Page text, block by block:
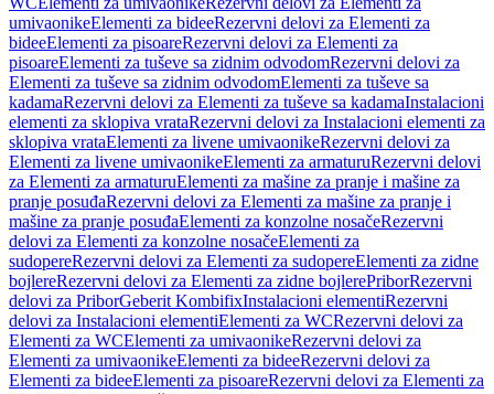
umivaonikeElementi za bideeRezervni delovi za Elementi za
bideeElementi za pisoareRezervni delovi za Elementi za
pisoareElementi za tuševe sa zidnim odvodomRezervni delovi za
Elementi za tuševe sa zidnim odvodomElementi za tuševe sa
kadamaRezervni delovi za Elementi za tuševe sa kadamaInstalacioni
elementi za sklopiva vrataRezervni delovi za Instalacioni elementi za
sklopiva vrataElementi za livene umivaonikeRezervni delovi za
Elementi za livene umivaonikeElementi za armaturuRezervni delovi
za Elementi za armaturuElementi za mašine za pranje i mašine za
pranje posuđaRezervni delovi za Elementi za mašine za pranje i
mašine za pranje posuđaElementi za konzolne nosačeRezervni
delovi za Elementi za konzolne nosačeElementi za
sudopereRezervni delovi za Elementi za sudopereElementi za zidne
bojlereRezervni delovi za Elementi za zidne bojlerePriborRezervni
delovi za PriborGeberit KombifixInstalacioni elementiRezervni
delovi za Instalacioni elementiElementi za WCRezervni delovi za
Elementi za WCElementi za umivaonikeRezervni delovi za
Elementi za umivaonikeElementi za bideeRezervni delovi za
Elementi za bideeElementi za pisoareRezervni delovi za Elementi za